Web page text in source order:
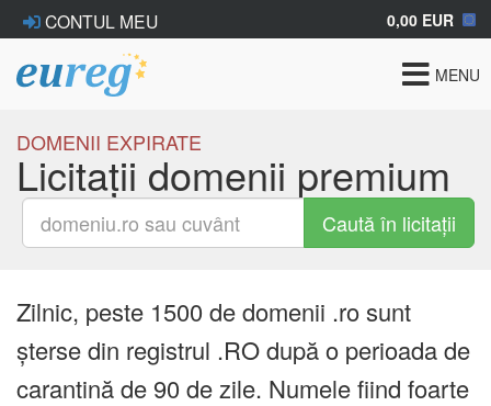
CONTUL MEU 0,00 EUR
Toggle
MENU
DOMENII EXPIRATE
Licitații domenii premium
Caută în licitații
Zilnic, peste 1500 de domenii .ro sunt
șterse din registrul .RO după o perioada de
carantină de 90 de zile. Numele fiind foarte